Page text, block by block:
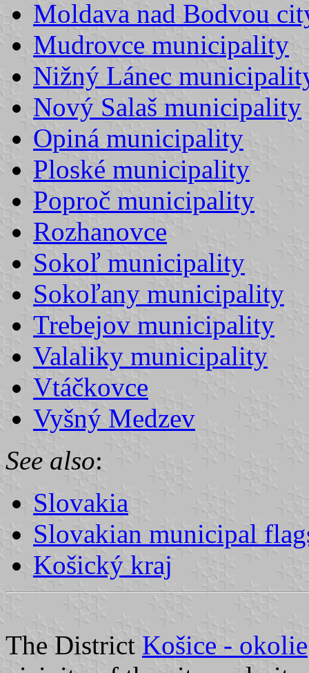
Moldava nad Bodvou
Mudrovce municipality
Nižný Lánec
Nový Salaš municipality
Opiná municipality
Ploské municipality
Poproč municipality
Rozhanovce
Sokoľ municipality
Sokoľany municipality
Trebejov municipality
Valaliky municipality
Vtáčkovce
Vyšný Medzev
See also:
Slovakia
Slovakian municipal
Košický kraj
The District Košice - okolie